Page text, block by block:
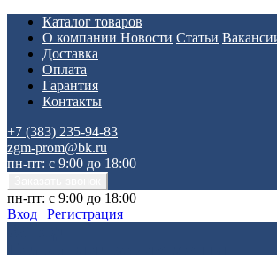
Каталог товаров
О компании Новости Статьи
Доставка
Оплата
Гарантия
Контакты
+7 (383) 235-94-83
zgm-prom@bk.ru
пн-пт: с 9:00 до 18:00
пн-пт: с 9:00 до 18:00
Вход | Регистрация